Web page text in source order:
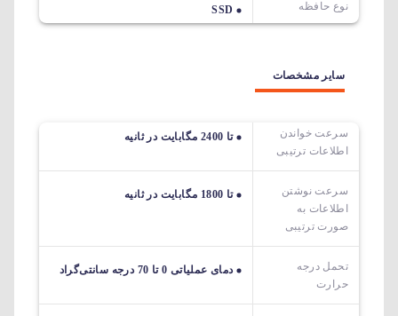
نوع حافظه SSD
سایر مشخصات
سرعت خواندن
اطلاعات ترتیبی
تا 2400 مگابایت در ثانیه
سرعت نوشتن
اطلاعات به
صورت ترتیبی
تا 1800 مگابایت در ثانیه
تحمل درجه
حرارت
دمای عملیاتی 0 تا 70 درجه سانتی‌گراد